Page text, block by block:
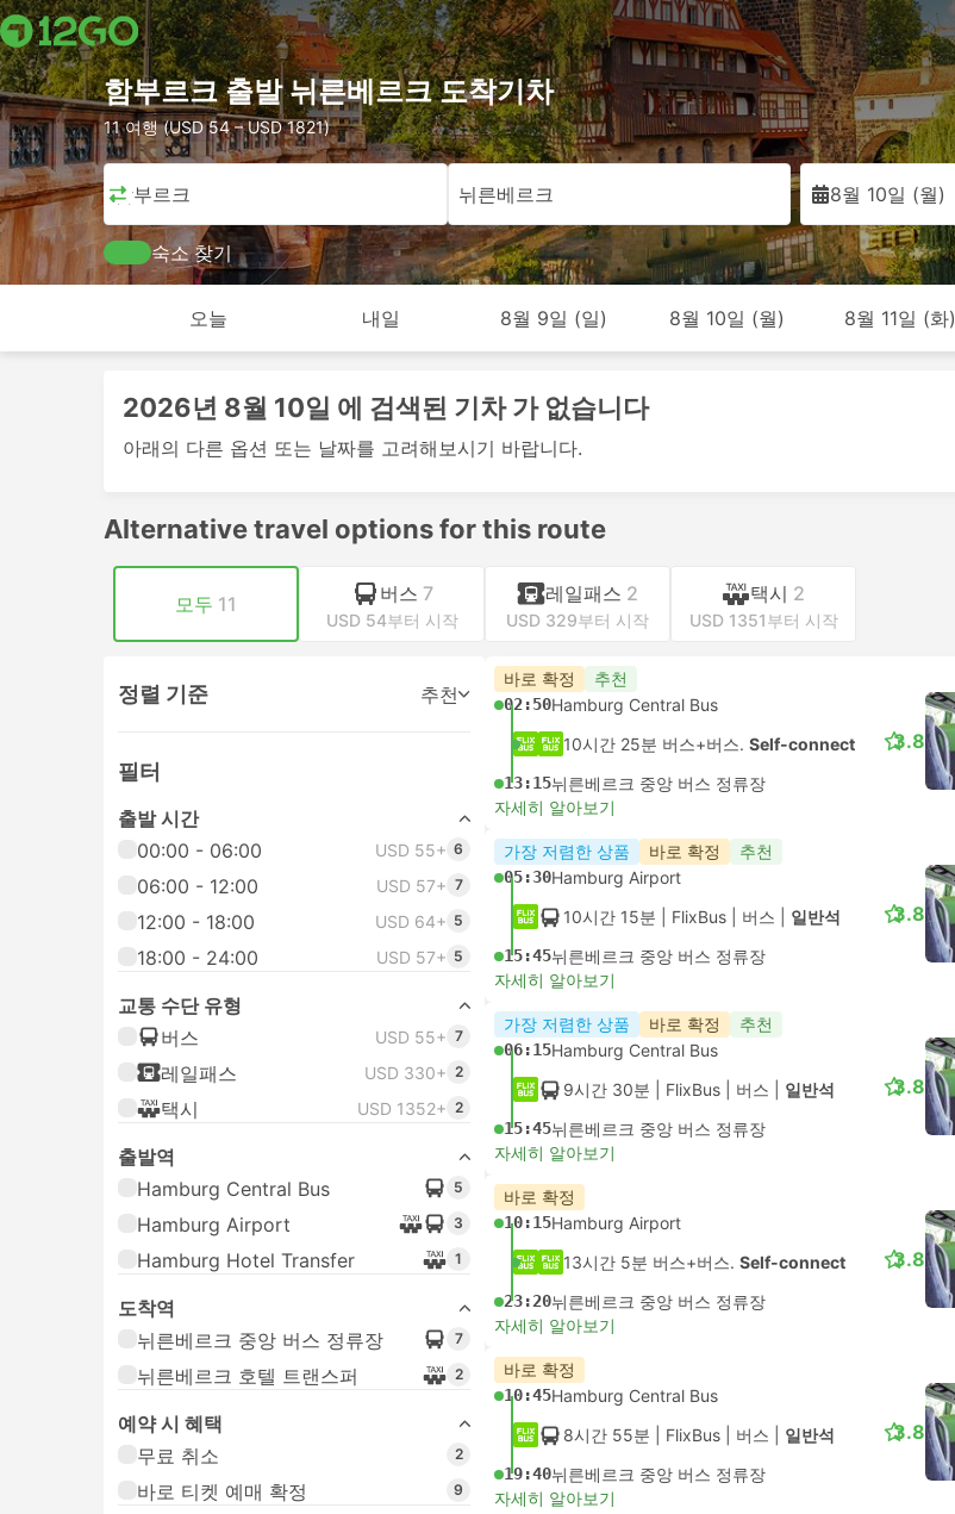
함부르크 출발 뉘른베르크 도착기차
11 여행 (USD 54 – USD 1821)
함부르크 뉘른베르크 8월 10일 (월)
숙소 찾기
오늘 내일 8월 9일 (일) 8월 10일 (월) 8월 11일 (화)
2026년 8월 10일 에 검색된 기차 가 없습니다
아래의 다른 옵션 또는 날짜를 고려해보시기 바랍니다.
Alternative travel options for this route
모두 11 버스 7
USD 54부터 시작
레일패스 2
USD 329부터 시작
택시 2
USD 1351부터 시작
정렬 기준 추천
필터
출발 시간
00:00 - 06:00
USD 55+ 6
06:00 - 12:00 USD 57+ 7
12:00 - 18:00 USD 64+ 5
18:00 - 24:00 USD 57+ 5
교통 수단 유형
버스
USD 55+ 7
레일패스 USD 330+ 2
택시 USD 1352+ 2
출발역
Hamburg Central Bus
5
Hamburg Airport 3
Hamburg Hotel Transfer 1
도착역
뉘른베르크 중앙 버스 정류장
7
뉘른베르크 호텔 트랜스퍼 2
예약 시 혜택
무료 취소
2
바로 티켓 예매 확정 9
바로 확정 추천
02:50Hamburg Central Bus
10시간 25분 버스+버스. Self-connect
13:15뉘른베르크 중앙 버스 정류장
3.8
자세히 알아보기
가장 저렴한 상품 바로 확정 추천
05:30Hamburg Airport
10시간 15분 | FlixBus 버스 일반석
15:45뉘른베르크 중앙 버스 정류장
3.8
자세히 알아보기
가장 저렴한 상품 바로 확정 추천
06:15Hamburg Central Bus
9시간 30분 | FlixBus 버스 일반석
15:45뉘른베르크 중앙 버스 정류장
3.8
자세히 알아보기
바로 확정
10:15Hamburg Airport
13시간 5분 버스+버스. Self-connect
23:20뉘른베르크 중앙 버스 정류장
3.8
자세히 알아보기
바로 확정
10:45Hamburg Central Bus
8시간 55분 | FlixBus 버스 일반석
19:40뉘른베르크 중앙 버스 정류장
3.8
자세히 알아보기